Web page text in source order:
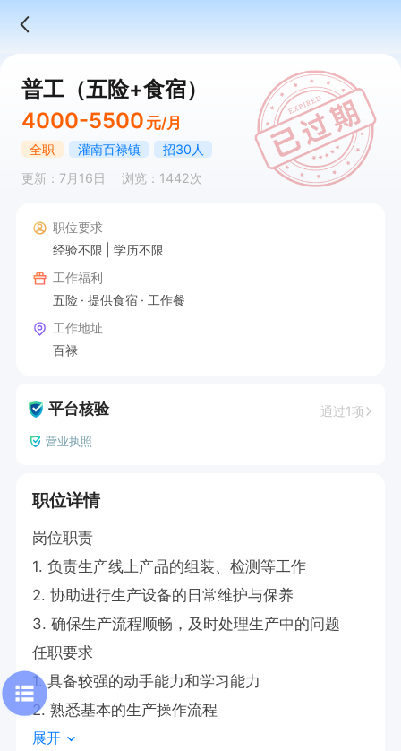
普工（五险+食宿）
4000-5500 元/月
全职 灌南百禄镇
招30人
更新：7月16日
浏览：1442次
职位要求
经验不限
学历不限
工作福利
五险
提供食宿
工作餐
工作地址
百禄
平台核验 通过1项
营业执照
职位详情
岗位职责
1. 负责生产线上产品的组装、检测等工作
2. 协助进行生产设备的日常维护与保养
3. 确保生产流程顺畅，及时处理生产中的问题
任职要求
1. 具备较强的动手能力和学习能力
2. 熟悉基本的生产操作流程
展开